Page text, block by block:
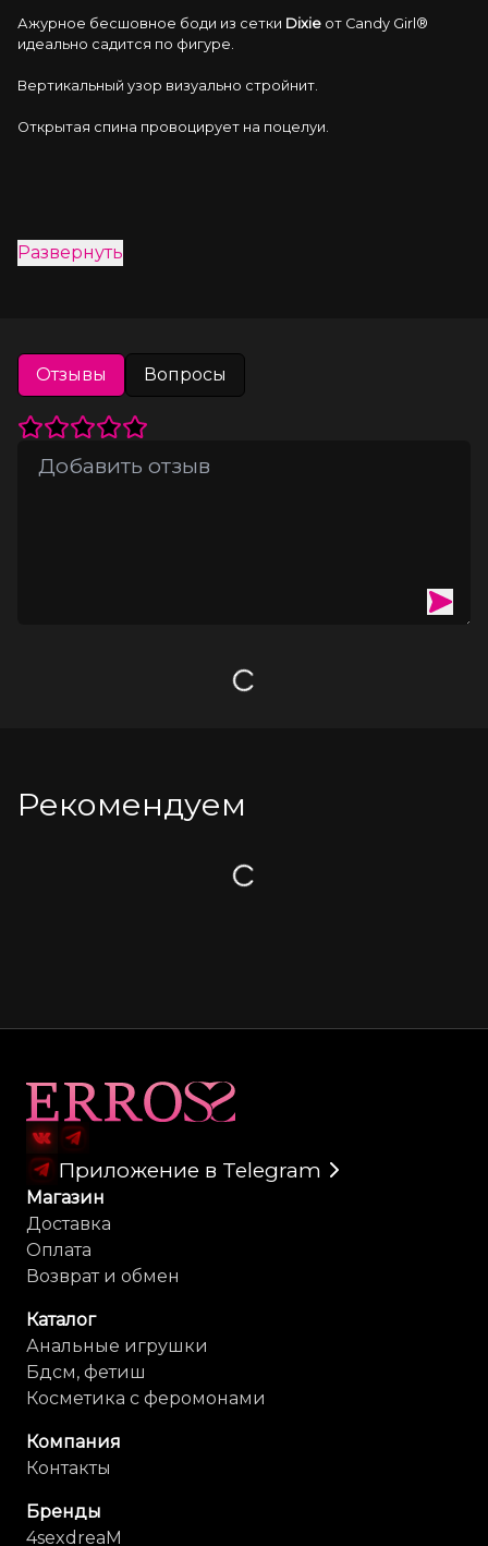
Ажурное бесшовное боди из сетки Dixie от Candy Girl®
идеально садится по фигуре.
Вертикальный узор визуально стройнит.
Открытая спина провоцирует на поцелуи.
Развернуть
Отзывы Вопросы
Загрузка
Рекомендуем
Загрузка
Приложение в Telegram
Магазин
Доставка
Оплата
Возврат и обмен
Каталог
Анальные игрушки
Бдсм, фетиш
Косметика с феромонами
Компания
Контакты
Бренды
4sexdreaM
Карта сайта